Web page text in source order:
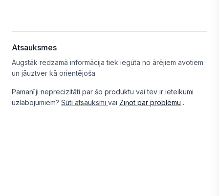
Atsauksmes
Augstāk redzamā informācija tiek iegūta no ārējiem avotiem
un jāuztver kā orientējoša.
Pamanīji neprecizitāti par šo produktu vai tev ir ieteikumi
uzlabojumiem? Sūti atsauksmi vai Ziņot par problēmu .